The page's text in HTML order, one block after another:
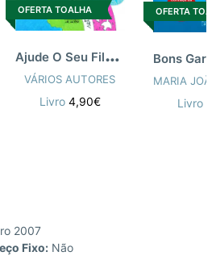
OFERTA TOALHA
A
jude O Seu Filho A Crescer Em Paz
VÁRIOS AUTORES
Livro 4,90€
OFERTA
Livro
2007
Fixo: Não